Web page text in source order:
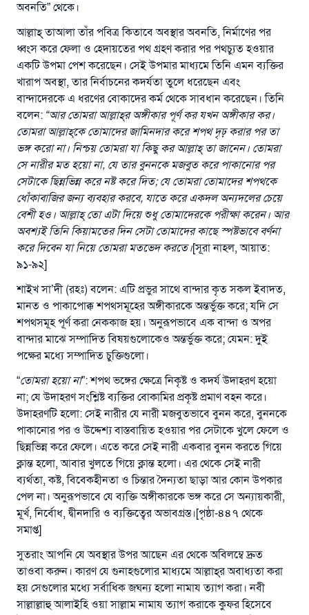
অবনতি” থেকে।
আল্লাহ্‌ তাআলা তাঁর পবিত্র কিতাবে অবস্থার অবনতি, নির্মাণের পর
ধ্বংস করে ফেলা ও হেদায়তের পথ গ্রহণ করার পর পথচ্যুত হওয়ার
একটি উপমা পেশ করেছেন। সেই উপমার মাধ্যমে তিনি এমন ব্যক্তির
খারাপ অবস্থা, তার নির্বাচনের কদর্যতা তুলে ধরেছেন এবং
বান্দাদেরকে এ ধরণের বোকাদের কর্ম থেকে সাবধান করেছেন। তিনি
বলেন: “আর তোমরা আল্লাহ্‌র অঙ্গীকার পূর্ণ কর যখন অঙ্গীকার কর।
তোমরা আল্লাহ্‌কে তোমাদের জামিনদার করে শপথ দৃঢ় করার পর তা
ভঙ্গ করো না। নিশ্চয় তোমরা যা কিছু কর আল্লাহ্‌ তা জানেন। তোমরা
সে নারীর মত হয়ো না, যে তার বুননকে মজবুত করে পাকানোর পর
সেটাকে ছিন্নভিন্ন করে নষ্ট করে দিত; যে তোমরা তোমাদের শপথকে
ধোঁকাবাজির জন্য ব্যবহার করবে, যাতে করে একদল অন্যদলের চেয়ে
বেশী হও। আল্লাহ্‌ তো এটা দিয়ে শুধু তোমাদেরকে পরীক্ষা করেন। আর
অবশ্যই তিনি কিয়ামতের দিন সেটা তোমাদের কাছে স্পষ্টভাবে বর্ণনা
করে দিবেন যা নিয়ে তোমরা মতভেদ করতে।[সূরা নাহল, আয়াত:
৯১-৯২]
শাইখ সা’দী (রহঃ) বলেন: এটি প্রভুর সাথে বান্দার কৃত সকল ইবাদত,
মানত ও পাকাপোক্ক শপথসমূহের অঙ্গীকারকে অন্তর্ভুক্ত করে; যদি সে
শপথসমূহ পূর্ণ করা নেককাজ হয়। অনুরূপভাবে এক বান্দা ও অপর
বান্দার মাঝে সম্পাদিত বিষয়গুলোকেও অন্তর্ভুক্ত করে; যেমন: দুই
পক্ষের মধ্যে সম্পাদিত চুক্তিগুলো।
“তোমরা হয়ো না”: শপথ ভঙ্গের ক্ষেত্রে নিকৃষ্ট ও কদর্য উদাহরণ হয়ো
না; যে উদাহরণ সংশ্লিষ্ট ব্যক্তির বোকামির প্রকৃষ্ট প্রমাণ বহন করে।
উদাহরণটি হলো: সেই নারীর যে নারী মজবুতভাবে বুনন করে, বুননকে
পাকানোর পর ও উদ্দেশ্য বাস্তবায়িত হওয়ার পর সেটাকে খুলে ফেলে ও
ছিন্নভিন্ন করে ফেলে। এতে করে সেই নারী একবার বুনন করতে গিয়ে
ক্লান্ত হলো, আবার খুলতে গিয়ে ক্লান্ত হলো। এর থেকে সেই নারী
ব্যর্থতা, কষ্ট, বিবেকহীনতা ও চিন্তার দৈন্যতা ছাড়া আর কোন উপকার
পেল না। অনুরূপভাবে যে ব্যক্তি অঙ্গীকারকে ভঙ্গ করে সে অন্যায়কারী,
মূর্খ, নির্বোধ, দ্বীনদারি ও ব্যক্তিত্বের অভাবগ্রস্ত।[পৃষ্ঠা-৪৪৭ থেকে
সমাপ্ত]
সুতরাং আপনি যে অবস্থার উপর আছেন এর থেকে অবিলম্বে দ্রুত
তাওবা করুন। কারণ যে গুনাহগুলোর মাধ্যমে আল্লাহ্‌র অবাধ্যতা করা
হয় সেগুলোর মধ্যে সর্বাধিক জঘন্য হলো নামায ত্যাগ করা। নবী
সাল্লাল্লাহু আলাইহি ওয়া সাল্লাম নামায ত্যাগ করাকে কুফর হিসেবে